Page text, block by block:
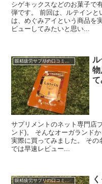
シゲキックスなどのお菓子で
弾です。 前回は、ルテインと
は、めぐみアイという商品を
ビューしてみたいと思い...
眼精疲労サプリの口コミ・レビュー
物
て
サプリメントのネット専門店
ンド)。 そんなオーガランド
実際に買ってみました。 そ
では早速レビュー...
眼精疲労サプリの口コミ・レビュー